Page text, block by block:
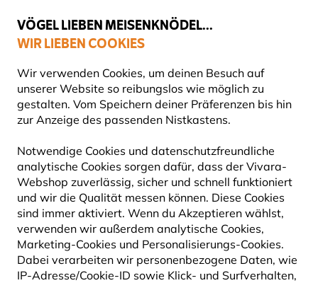
VÖGEL LIEBEN MEISENKNÖDEL...
WIR LIEBEN COOKIES
Wir verwenden Cookies, um deinen Besuch auf
unserer Website so reibungslos wie möglich zu
gestalten. Vom Speichern deiner Präferenzen bis hin
zur Anzeige des passenden Nistkastens.
Notwendige Cookies und datenschutzfreundliche
analytische Cookies sorgen dafür, dass der Vivara-
Webshop zuverlässig, sicher und schnell funktioniert
und wir die Qualität messen können. Diese Cookies
sind immer aktiviert. Wenn du Akzeptieren wählst,
verwenden wir außerdem analytische Cookies,
Marketing-Cookies und Personalisierungs-Cookies.
Dabei verarbeiten wir personenbezogene Daten, wie
IP-Adresse/Cookie-ID sowie Klick- und Surfverhalten,
Top-bewertet in 11 Ländern
Gratis Versand ab 49 €
Nistkästen Nistkästen aus Holz
DIAMOND NISTKASTEN 32 MM
- GRÜN
1 Bewertungen